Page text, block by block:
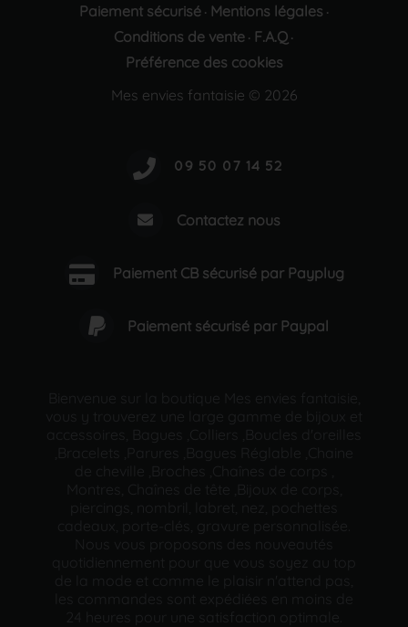
Paiement sécurisé· Mentions légales ·
Conditions de vente · F.A.Q ·
Préférence des cookies
Mes envies fantaisie © 2026
Contactez nous
Paiement CB sécurisé par Payplug
Paiement sécurisé par Paypal